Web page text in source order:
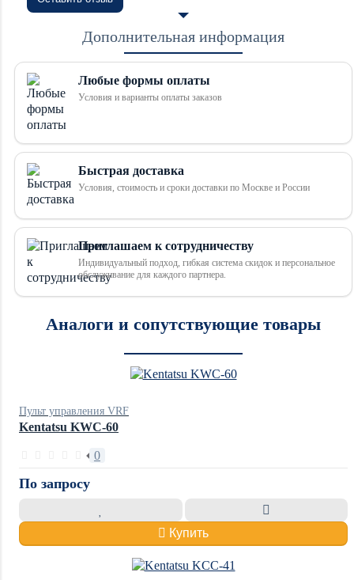
Дополнительная информация
Любые формы оплаты
Условия и варианты оплаты заказов
Быстрая доставка
Условия, стоимость и сроки доставки по Москве и России
Приглашаем к сотрудничеству
Индивидуальный подход, гибкая система скидок и персональное
обслуживание для каждого партнера.
Аналоги и сопутствующие товары
Пульт управления VRF
Kentatsu KWC-60
0
По запросу
Купить